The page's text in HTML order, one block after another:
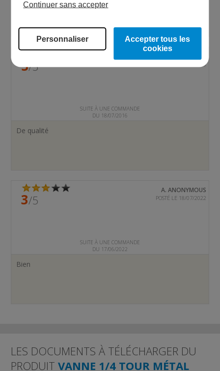
POSTÉ LE 05/08/2016
5/5
SUITE À UNE COMMANDE
DU 18/07/2016
De qualité
A. ANONYMOUS
POSTÉ LE 18/07/2022
3/5
SUITE À UNE COMMANDE
DU 17/06/2022
Bien
LES DOCUMENTS À TÉLÉCHARGER DU
PRODUITVANNE 1/4 TOUR MÉTAL
Continuer sans accepter
Personnaliser
Accepter tous les
cookies